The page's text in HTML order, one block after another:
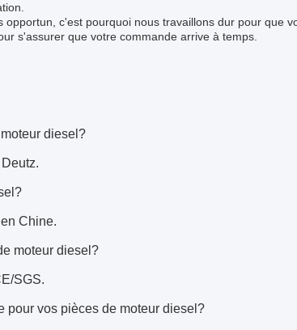
c'est pourquoi nous travaillons dur pour que
s'assurer que votre commande arrive à temps.
diesel?
Chine.
moteur diesel?
SGS.
pour vos pièces de moteur diesel?